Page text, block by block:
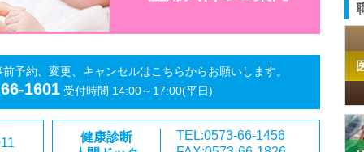
予約、変更、キャンセルはこちらからお願いします。
1601 受付時間 14:00～17:00(平日)
健康診断
TEL:0573-66-1456